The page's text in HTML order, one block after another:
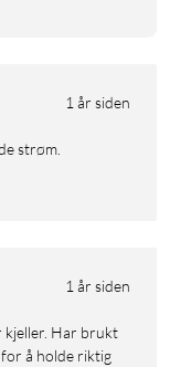
1 år siden
strøm.
1 år siden
å holde riktig